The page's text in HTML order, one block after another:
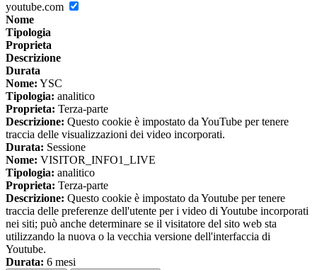
youtube.com
Nome
Tipologia
Proprieta
Descrizione
Durata
Nome: YSC
Tipologia: analitico
Proprieta: Terza-parte
Descrizione: Questo cookie è impostato da YouTube per tenere
traccia delle visualizzazioni dei video incorporati.
Durata: Sessione
Nome: VISITOR_INFO1_LIVE
Tipologia: analitico
Proprieta: Terza-parte
Descrizione: Questo cookie è impostato da Youtube per tenere
traccia delle preferenze dell'utente per i video di Youtube incorporati
nei siti; può anche determinare se il visitatore del sito web sta
utilizzando la nuova o la vecchia versione dell'interfaccia di
Youtube.
Durata: 6 mesi